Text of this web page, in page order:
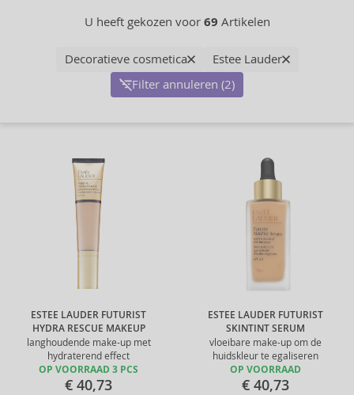
U heeft gekozen voor 69 Artikelen
Decoratieve cosmetica
Estee Lauder
Filter annuleren (2)
ESTEE LAUDER FUTURIST
HYDRA RESCUE MAKEUP
langhoudende make-up met
hydraterend effect
OP VOORRAAD 3 PCS
€ 40,73
ESTEE LAUDER FUTURIST
SKINTINT SERUM
vloeibare make-up om de
huidskleur te egaliseren
OP VOORRAAD
€ 40,73